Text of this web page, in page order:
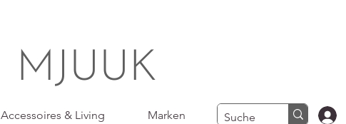
MJUUK
Accessoires & Living Marken